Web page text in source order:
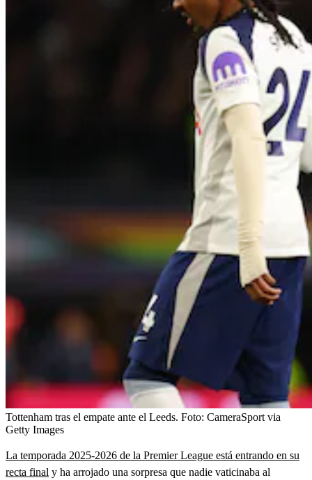
Tottenham tras el empate ante el Leeds. Foto: CameraSport via
Getty Images
La temporada 2025-2026 de la Premier League está entrando en su
recta final y ha arrojado una sorpresa que nadie vaticinaba al